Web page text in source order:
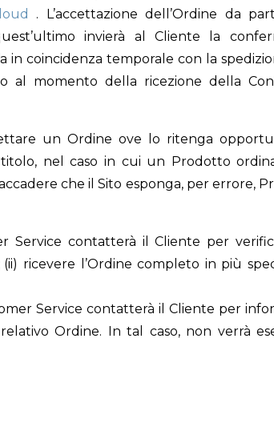
. L’accettazione dell’Ordine da
invierà al Cliente la
in coincidenza temporale con la
al momento della ricezione della
un Ordine ove lo ritenga
nel caso in cui un Prodotto
che il Sito esponga, per errore,
Service contatterà il Cliente per
ricevere l’Ordine completo in più
Service contatterà il Cliente per
Ordine. In tal caso, non verrà